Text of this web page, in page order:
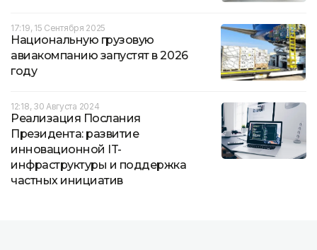
17:19, 15 Сентября 2025
Национальную грузовую
авиакомпанию запустят в 2026
году
12:18, 30 Августа 2024
Реализация Послания
Президента: развитие
инновационной IT-
инфраструктуры и поддержка
частных инициатив